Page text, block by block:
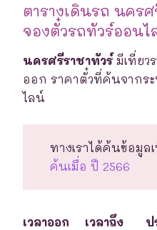
ตารางเดินรถ นคร
จองตั๋วรถทัวร์ออนไ
นครศรีราชาทัวร์ มีเที่ยว
ออก ราคาตั๋วที่ค้นจากร
ไลน์
ทางเราได้ค้นข้อมู
ค้นเมื่อ ปี 2566
เวลาออก เวลาถึง ป